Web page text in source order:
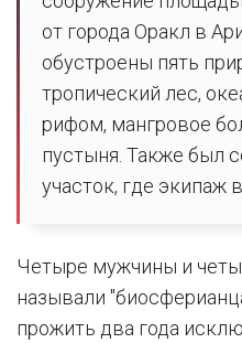
от города Оракл в
обустроены пять
тропический лес,
рифом, мангровое
пустыня. Также был
участок, где экипаж
Четыре мужчины и
называли
прожить два года